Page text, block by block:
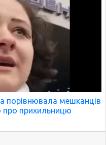
порівнювала мешканців
про прихильницю